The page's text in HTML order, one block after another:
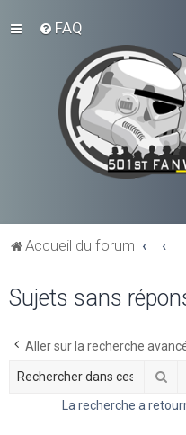
FAQ
Accueil du forum
Sujets sans
Aller sur la recherche
La recherche a